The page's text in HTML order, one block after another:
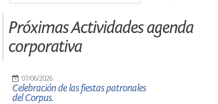
Próximas Actividades agenda
corporativa
07/06/2026
Celebración de las fiestas patronales
del Corpus.